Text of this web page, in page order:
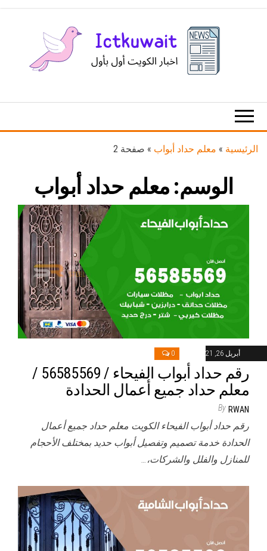
الكويت
الرئيسية » معلم حداد أبواب » صفحة 2
الوسم: معلم حداد أبواب
أبريل 26, 2021 0
رقم حداد أبواب الفيحاء / 56585569 /
معلم حداد جميع أعمال الحدادة
By RWAN
رقم حداد أبواب الفيحاء الكويت معلم حداد جميع أعمال
الحدادة خدمة تصميم وتفصيل أبواب حديد بمختلف الأحجام
للمنازل والفلل والشركات،…